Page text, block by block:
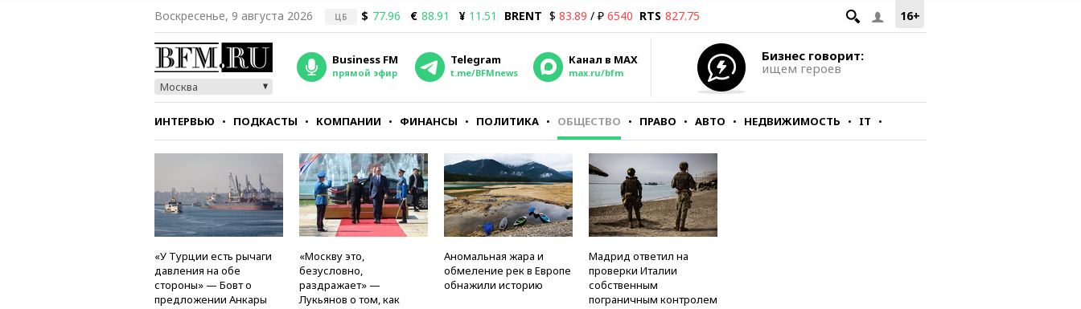
16+
Воскресенье, 9 августа 2026 ЦБ $ 77.96 € 88.91 ¥ 11.51 BRENT $ 83.89 / ₽ 6540 RTS 827.75
Москва
Business FM
прямой эфир
Telegram
t.me/BFMnews
Канал в MAX
max.ru/bfm
Бизнес говорит:
ищем героев
ИНТЕРВЬЮ ПОДКАСТЫ КОМПАНИИ ФИНАНСЫ ПОЛИТИКА ОБЩЕСТВО ПРАВО АВТО НЕДВИЖИМОСТЬ IT
СТИЛЬ ТЕСТЫ
«У Турции есть рычаги
давления на обе
стороны» — Бовт о
предложении Анкары
«Москву это,
безусловно,
раздражает» —
Лукьянов о том, как
Аномальная жара и
обмеление рек в Европе
обнажили историю
Мадрид ответил на
проверки Италии
собственным
пограничным контролем